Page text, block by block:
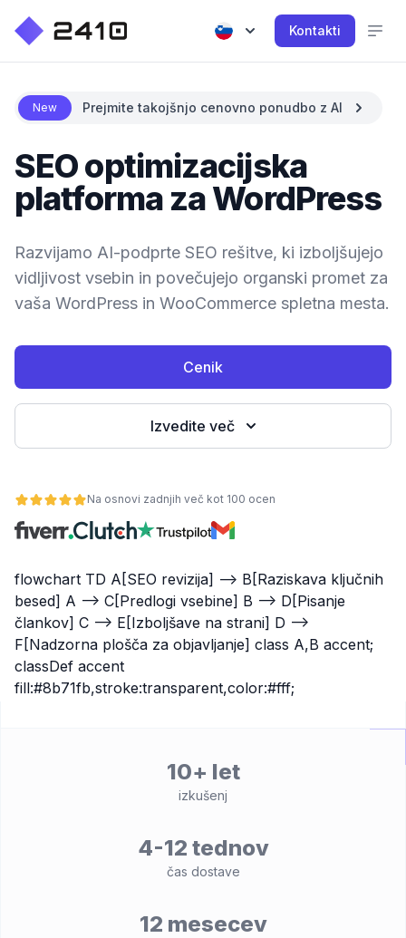
Kontakti
New Prejmite takojšnjo cenovno ponudbo z AI
SEO optimizacijska
platforma za WordPress
Razvijamo AI-podprte SEO rešitve, ki izboljšujejo
vidljivost vsebin in povečujejo organski promet za
vaša WordPress in WooCommerce spletna mesta.
Cenik
Izvedite več
Na osnovi zadnjih več kot 100 ocen
flowchart TD A[SEO revizija] --> B[Raziskava ključnih
besed] A --> C[Predlogi vsebine] B --> D[Pisanje
člankov] C --> E[Izboljšave na strani] D -->
F[Nadzorna plošča za objavljanje] class A,B accent;
classDef accent
fill:#8b71fb,stroke:transparent,color:#fff;
10+ let
izkušenj
4-12 tednov
čas dostave
12 mesecev